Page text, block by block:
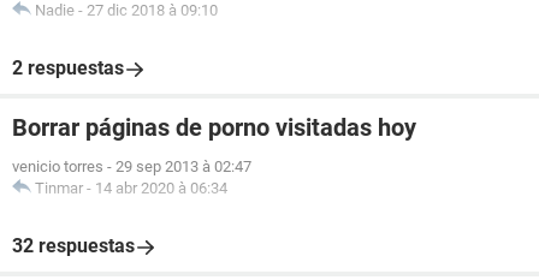
Nadie - 27 dic 2018 à 09:10
2 respuestas
Borrar páginas de porno visitadas hoy
venicio torres - 29 sep 2013 à 02:47
Tinmar - 14 abr 2020 à 06:34
32 respuestas